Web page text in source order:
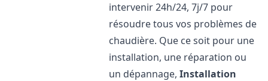
intervenir 24h/24, 7j/7 pour
résoudre tous vos problèmes de
chaudière. Que ce soit pour une
installation, une réparation ou
un dépannage,Installation